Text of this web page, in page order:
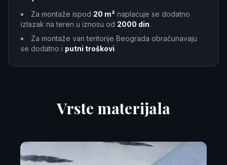
Za montaže ispod 20 m² naplaćuje se dodatno
izlazak na teren u iznosu od 2000 din.
Za montaže van teritorije Beograda obračunavaju
se dodatno i putni troškovi.
Vrste materijala